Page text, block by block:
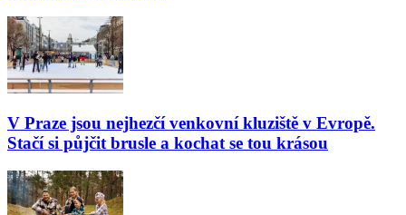
V Praze jsou nejhezčí venkovní kluziště v Evropě.
Stačí si půjčit brusle a kochat se tou krásou